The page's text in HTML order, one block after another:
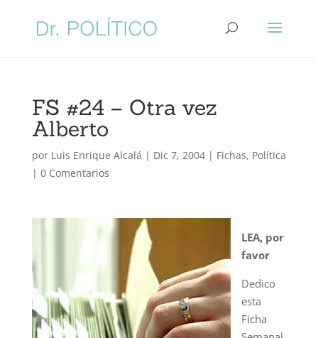
FS #24 – Otra vez
Alberto
por Luis Enrique Alcalá | Dic 7, 2004| Fichas, Política
| 0 Comentarios
LEA, por
favor
Dedico
esta
Ficha